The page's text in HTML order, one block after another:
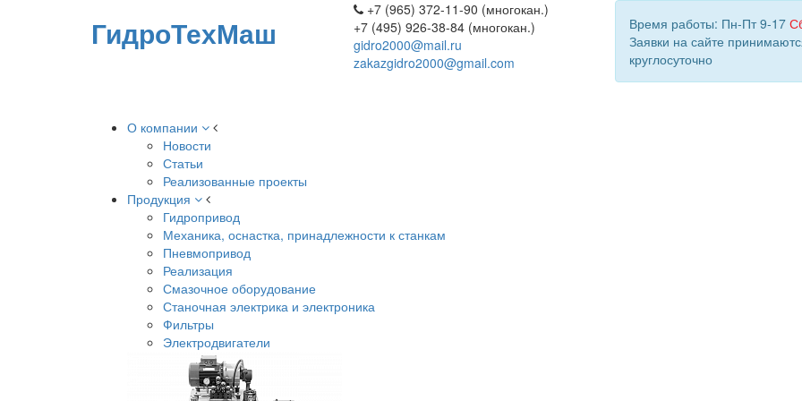
ГидроТехМаш
+7 (965) 372-11-90 (многокан.)
+7 (495) 926-38-84 (многокан.)
gidro2000@mail.ru
zakazgidro2000@gmail.com
Время работы: Пн-Пт 9-17
Заявки на сайте
круглосуточно
О компании
Новости
Статьи
Реализованные проекты
Продукция
Гидропривод
Механика, оснастка, принадлежности к станкам
Пневмопривод
Реализация
Смазочное оборудование
Станочная электрика и электроника
Фильтры
Электродвигатели